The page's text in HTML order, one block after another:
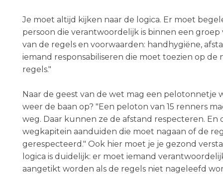
Je moet altijd kijken naar de logica. Er moet
persoon die verantwoordelijk is binnen een
van de regels en voorwaarden: handhygiëne,
iemand responsabiliseren die moet toezien op de
regels."
Naar de geest van de wet mag een pelotonnetje
weer de baan op? "Een peloton van 15 renners
weg. Daar kunnen ze de afstand respecteren. En
wegkapitein aanduiden die moet nagaan of de
gerespecteerd." Ook hier moet je je gezond
logica is duidelijk: er moet iemand
aangetikt worden als de regels niet nageleefd